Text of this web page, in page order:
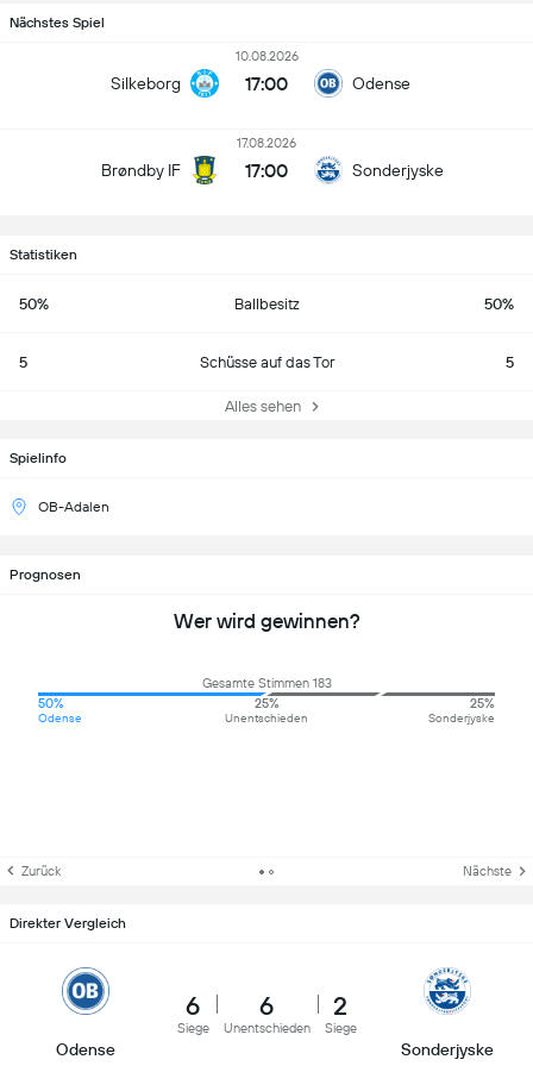
Nächstes Spiel
Silkeborg
10.08.2026
17:00 Odense
Brøndby IF
17.08.2026
17:00 Sonderjyske
Statistiken
50% Ballbesitz 50%
5 Schüsse auf das Tor 5
Alles sehen
Spielinfo
OB-Adalen
Prognosen
Wer wird gewinnen?
Gesamte Stimmen 183
50%
Odense
25%
Unentschieden
25%
Sonderjyske
Zurück Nächste
Direkter Vergleich
Odense
6
Siege
6
Unentschieden
2
Siege
Sonderjyske